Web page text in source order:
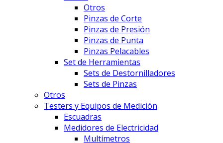
Otros
Pinzas de Corte
Pinzas de Presión
Pinzas de Punta
Pinzas Pelacables
Set de Herramientas
Sets de Destornilladores
Sets de Pinzas
Otros
Testers y Equipos de Medición
Escuadras
Medidores de Electricidad
Multímetros